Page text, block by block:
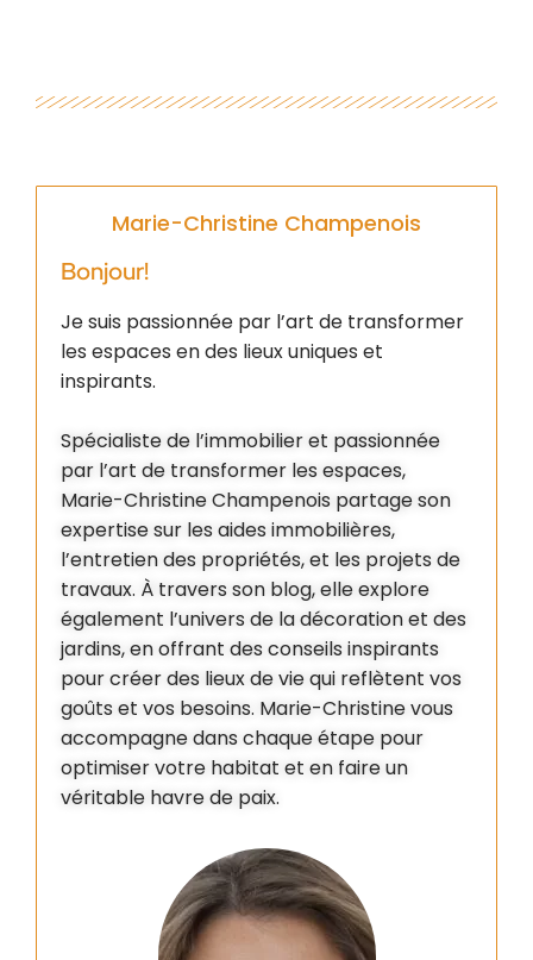
Marie-Christine Champenois
Bonjour!
Je suis passionnée par l’art de transformer
les espaces en des lieux uniques et
inspirants.
Spécialiste de l’immobilier et passionnée
par l’art de transformer les espaces,
Marie-Christine Champenois partage son
expertise sur les aides immobilières,
l’entretien des propriétés, et les projets de
travaux. À travers son blog, elle explore
également l’univers de la décoration et des
jardins, en offrant des conseils inspirants
pour créer des lieux de vie qui reflètent vos
goûts et vos besoins. Marie-Christine vous
accompagne dans chaque étape pour
optimiser votre habitat et en faire un
véritable havre de paix.